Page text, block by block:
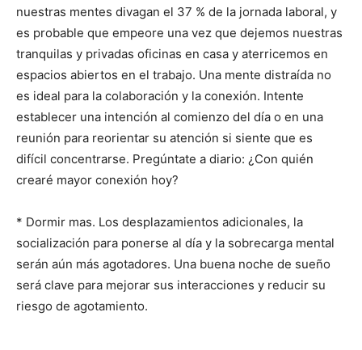
nuestras mentes divagan el 37 % de la jornada laboral, y
es probable que empeore una vez que dejemos nuestras
tranquilas y privadas oficinas en casa y aterricemos en
espacios abiertos en el trabajo. Una mente distraída no
es ideal para la colaboración y la conexión. Intente
establecer una intención al comienzo del día o en una
reunión para reorientar su atención si siente que es
difícil concentrarse. Pregúntate a diario: ¿Con quién
crearé mayor conexión hoy?
* Dormir mas. Los desplazamientos adicionales, la
socialización para ponerse al día y la sobrecarga mental
serán aún más agotadores. Una buena noche de sueño
será clave para mejorar sus interacciones y reducir su
riesgo de agotamiento.